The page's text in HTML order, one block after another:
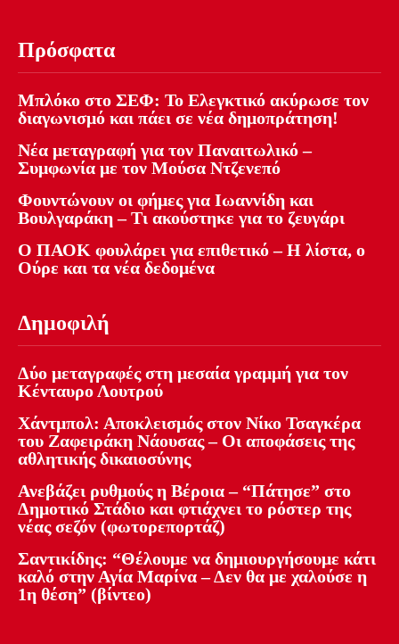
Πρόσφατα
Μπλόκο στο ΣΕΦ: Το Ελεγκτικό ακύρωσε τον
διαγωνισμό και πάει σε νέα δημοπράτηση!
Νέα μεταγραφή για τον Παναιτωλικό –
Συμφωνία με τον Μούσα Ντζενεπό
Φουντώνουν οι φήμες για Ιωαννίδη και
Βουλγαράκη – Τι ακούστηκε για το ζευγάρι
Ο ΠΑΟΚ φουλάρει για επιθετικό – Η λίστα, ο
Ούρε και τα νέα δεδομένα
Δημοφιλή
Δύο μεταγραφές στη μεσαία γραμμή για τον
Κένταυρο Λουτρού
Χάντμπολ: Αποκλεισμός στον Νίκο Τσαγκέρα
του Ζαφειράκη Νάουσας – Οι αποφάσεις της
αθλητικής δικαιοσύνης
Ανεβάζει ρυθμούς η Βέροια – “Πάτησε” στο
Δημοτικό Στάδιο και φτιάχνει το ρόστερ της
νέας σεζόν (φωτορεπορτάζ)
Σαντικίδης: “Θέλουμε να δημιουργήσουμε κάτι
καλό στην Αγία Μαρίνα – Δεν θα με χαλούσε η
1η θέση” (βίντεο)